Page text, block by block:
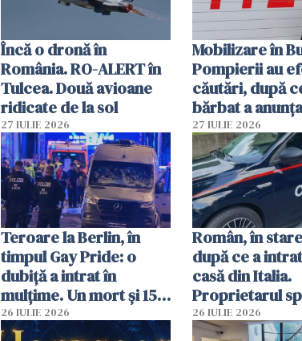
Încă o dronă în
România. RO-ALERT în
Tulcea. Două avioane
ridicate de la sol
27 IULIE 2026
Mobilizare în
Pompierii au
căutări, după
bărbat a
că a văzut un
luminos
27 IULIE 2026
Teroare la Berlin, în
timpul Gay Pride: o
dubiță a intrat în
mulțime. Un mort și 15
răniți
26 IULIE 2026
Român, în
după ce a
casă din Italia.
Proprietarul
s-a apărat cu
26 IULIE 2026